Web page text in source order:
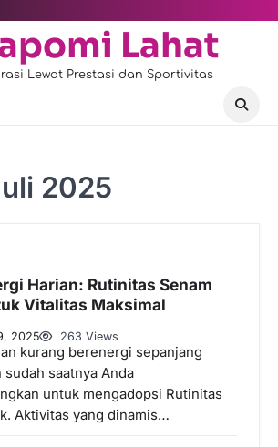
Lahat
Lewat Prestasi dan Sportivitas
2025
Harian: Rutinitas Senam
Vitalitas Maksimal
2025 263 Views
kurang berenergi sepanjang
saatnya Anda
untuk mengadopsi Rutinitas
Aktivitas yang dinamis…